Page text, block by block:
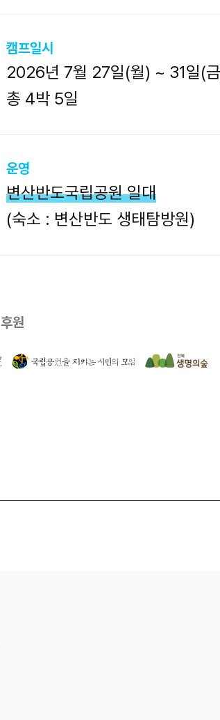
캠프일시
2026년 7월 27일(월) ~ 31일(
총 4박 5일
운영
변산반도국립공원 일대
(숙소 : 변산반도 생태탐방원)
후원